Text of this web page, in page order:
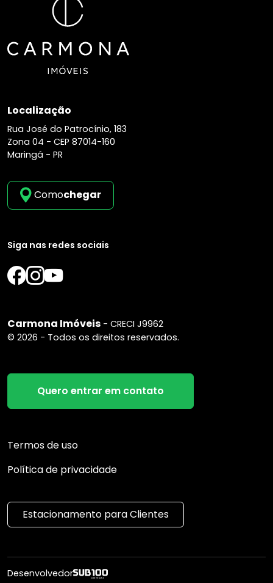
Localização
Rua José do Patrocínio, 183
Zona 04 - CEP 87014-160
Maringá - PR
Comochegar
Siga nas redes sociais
Carmona Imóveis - CRECI J9962
© 2026 - Todos os direitos reservados.
Quero entrar em contato
Termos de uso
Política de privacidade
Estacionamento para Clientes
Desenvolvedor